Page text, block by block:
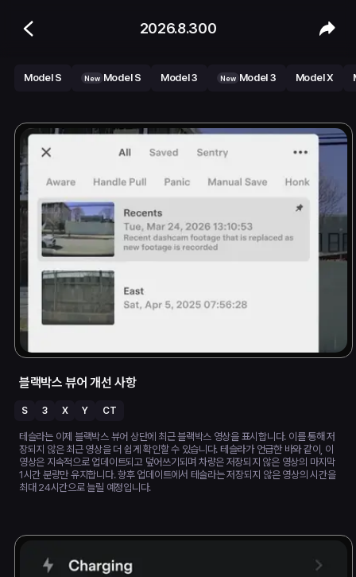
2026.8.300
Model S New Model S Model 3 New Model 3 Model X
블랙박스 뷰어 개선 사항
S 3 X Y CT
테슬라는 이제 블랙박스 뷰어 상단에 최근 블랙박스 영상을 표시합니다. 이를 통해 저
장되지 않은 최근 영상을 더 쉽게 확인할 수 있습니다. 테슬라가 언급한 바와 같이, 이
영상은 지속적으로 업데이트되고 덮어쓰기되며 차량은 저장되지 않은 영상의 마지막
1시간 분량만 유지합니다. 향후 업데이트에서 테슬라는 저장되지 않은 영상의 시간을
최대 24시간으로 늘릴 예정입니다.